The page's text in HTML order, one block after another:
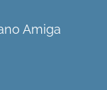
Amiga